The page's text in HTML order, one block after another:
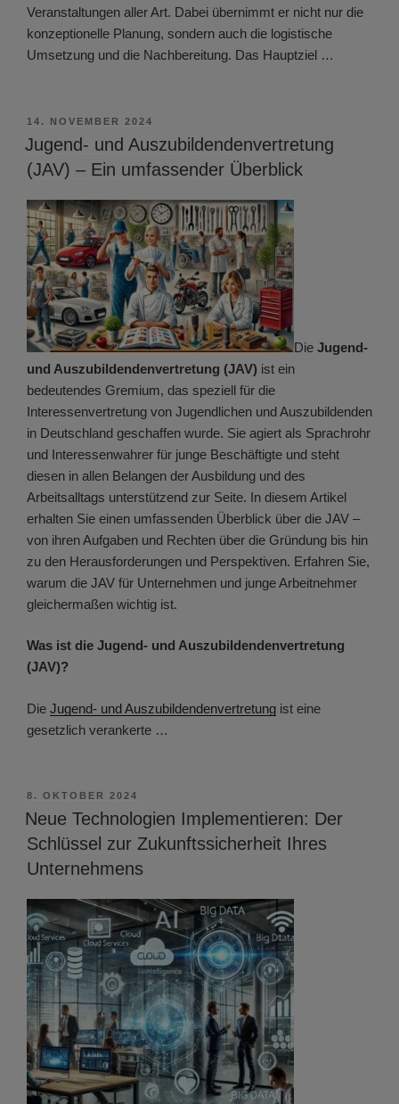
Veranstaltungen aller Art. Dabei übernimmt er nicht nur die
konzeptionelle Planung, sondern auch die logistische
Umsetzung und die Nachbereitung. Das Hauptziel …
VERÖFFENTLICHT
AM
14. NOVEMBER 2024
Jugend- und Auszubildendenvertretung
(JAV) – Ein umfassender Überblick
Die Jugend-
und Auszubildendenvertretung (JAV) ist ein
bedeutendes Gremium, das speziell für die
Interessenvertretung von Jugendlichen und Auszubildenden
in Deutschland geschaffen wurde. Sie agiert als Sprachrohr
und Interessenwahrer für junge Beschäftigte und steht
diesen in allen Belangen der Ausbildung und des
Arbeitsalltags unterstützend zur Seite. In diesem Artikel
erhalten Sie einen umfassenden Überblick über die JAV –
von ihren Aufgaben und Rechten über die Gründung bis hin
zu den Herausforderungen und Perspektiven. Erfahren Sie,
warum die JAV für Unternehmen und junge Arbeitnehmer
gleichermaßen wichtig ist.
Was ist die Jugend- und Auszubildendenvertretung
(JAV)?
Die Jugend- und Auszubildendenvertretung ist eine
gesetzlich verankerte …
VERÖFFENTLICHT
AM
8. OKTOBER 2024
Neue Technologien Implementieren: Der
Schlüssel zur Zukunftssicherheit Ihres
Unternehmens